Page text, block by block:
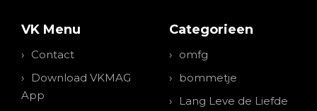
VK Menu
Contact
Download VKMAG
App
Categorieen
omfg
bommetje
Lang Leve de Liefde